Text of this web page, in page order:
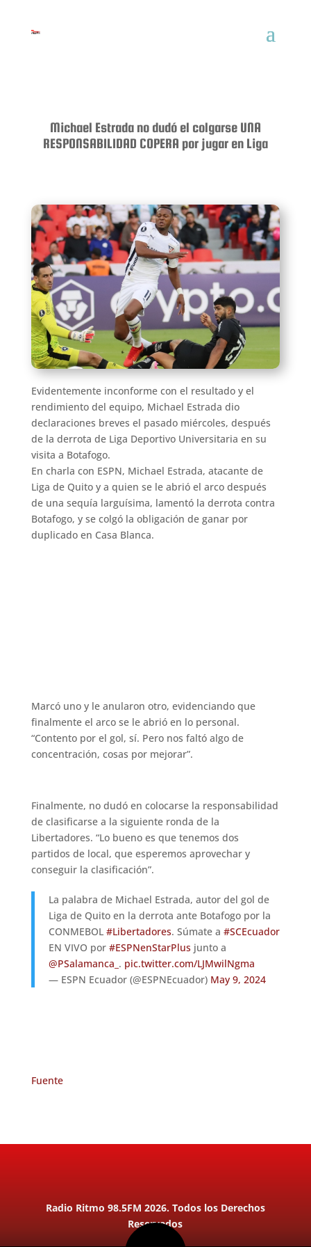
Michael Estrada no dudó el colgarse UNA
RESPONSABILIDAD COPERA por jugar en Liga
Evidentemente inconforme con el resultado y el
rendimiento del equipo, Michael Estrada dio
declaraciones breves el pasado miércoles, después
de la derrota de Liga Deportivo Universitaria en su
visita a Botafogo.
En charla con ESPN, Michael Estrada, atacante de
Liga de Quito y a quien se le abrió el arco después
de una sequía larguísima, lamentó la derrota contra
Botafogo, y se colgó la obligación de ganar por
duplicado en Casa Blanca.
Marcó uno y le anularon otro, evidenciando que
finalmente el arco se le abrió en lo personal.
“Contento por el gol, sí. Pero nos faltó algo de
concentración, cosas por mejorar”.
Finalmente, no dudó en colocarse la responsabilidad
de clasificarse a la siguiente ronda de la
Libertadores. “Lo bueno es que tenemos dos
partidos de local, que esperemos aprovechar y
conseguir la clasificación”.
La palabra de Michael Estrada, autor del gol de
Liga de Quito en la derrota ante Botafogo por la
CONMEBOL #Libertadores. Súmate a #SCEcuador
EN VIVO por #ESPNenStarPlusjunto a
@PSalamanca_ . pic.twitter.com/LJMwilNgma
— ESPN Ecuador (@ESPNEcuador) May 9, 2024
Fuente
Radio Ritmo 98.5FM 2026. Todos los Derechos
Reservados